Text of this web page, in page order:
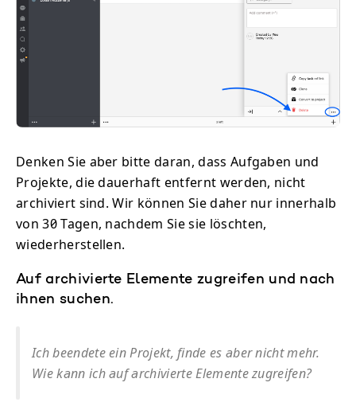
Denken Sie aber bitte daran, dass Aufgaben und
Projekte, die dauerhaft entfernt werden, nicht
archiviert sind. Wir können Sie daher nur innerhalb
von 30 Tagen, nachdem Sie sie löschten,
wiederherstellen.
Auf archivierte Elemente zugreifen und nach
ihnen suchen.
Ich beendete ein Projekt, finde es aber nicht mehr.
Wie kann ich auf archivierte Elemente zugreifen?